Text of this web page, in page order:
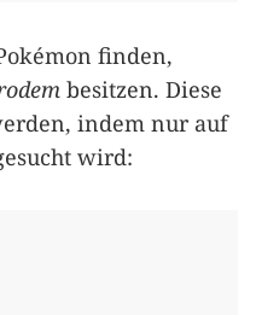
finden,
besitzen. Diese
indem nur auf
wird: